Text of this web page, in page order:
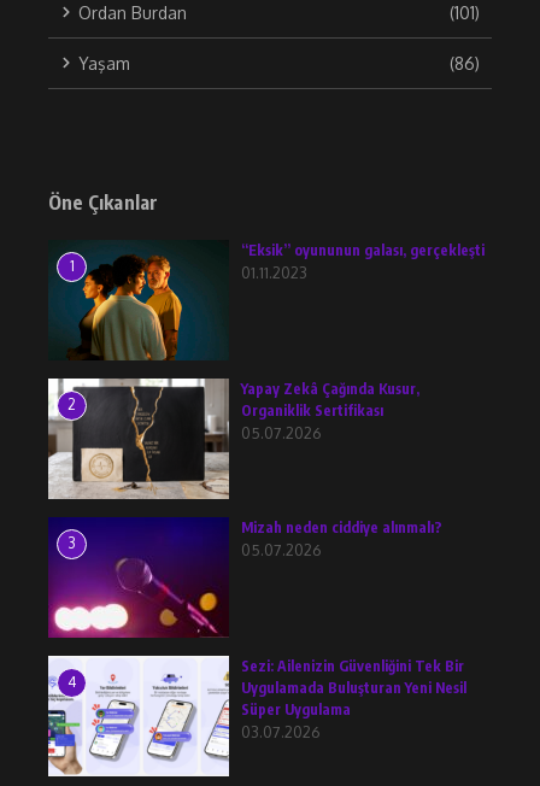
Ordan Burdan (101)
Yaşam (86)
Öne Çıkanlar
1
“Eksik” oyununun galası, gerçekleşti
01.11.2023
2
Yapay Zekâ Çağında Kusur,
Organiklik Sertifikası
05.07.2026
3
Mizah neden ciddiye alınmalı?
05.07.2026
4
Sezi: Ailenizin Güvenliğini Tek Bir
Uygulamada Buluşturan Yeni Nesil
Süper Uygulama
03.07.2026